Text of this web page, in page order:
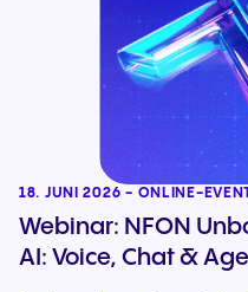
18. JUNI 2026 - ONLINE-
Webinar: NFON
AI: Voice, Chat &